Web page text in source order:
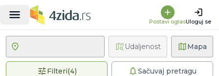
Postavi oglasUloguj se
Mapa
Filteri(4)4 primenjena filteraSačuvaj pretragu
Udaljenost